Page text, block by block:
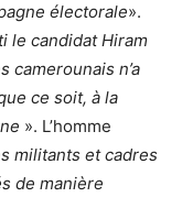
électorale».
le candidat Hiram
camerounais n’a
ce soit, à la
». L’homme
militants et cadres
de manière